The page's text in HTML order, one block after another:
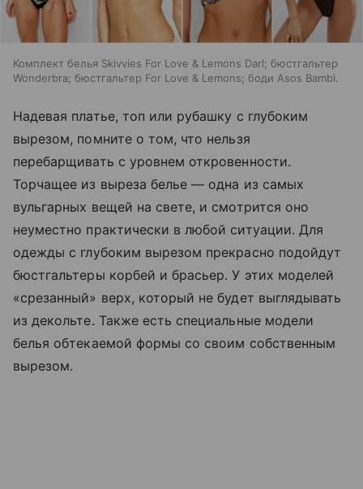
Комплект белья Skivvies For Love & Lemons Darl; бюстгальтер
Wonderbra; бюстгальтер For Love & Lemons; боди Asos Bambi.
Надевая платье, топ или рубашку с глубоким
вырезом, помните о том, что нельзя
перебарщивать с уровнем откровенности.
Торчащее из выреза белье — одна из самых
вульгарных вещей на свете, и смотрится оно
неуместно практически в любой ситуации. Для
одежды с глубоким вырезом прекрасно подойдут
бюстгальтеры корбей и брасьер. У этих моделей
«срезанный» верх, который не будет выглядывать
из декольте. Также есть специальные модели
белья обтекаемой формы со своим собственным
вырезом.